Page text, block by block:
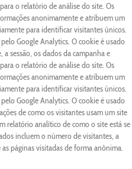
o relatório de análise do site. Os
anonimamente e atribuem um
para identificar visitantes únicos.
Google Analytics. O cookie é usado
a sessão, os dados da campanha e
o relatório de análise do site. Os
anonimamente e atribuem um
para identificar visitantes únicos.
Google Analytics. O cookie é usado
de como os visitantes usam um site
relatório analítico de como o site está se
incluem o número de visitantes, a
páginas visitadas de forma anônima.